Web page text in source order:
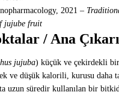
2021 –
jujube fruit
/ Ana
jujuba) küçük ve çekirdekli
ve düşük kalorili, kurusu daha
uzun süredir kullanılan bir